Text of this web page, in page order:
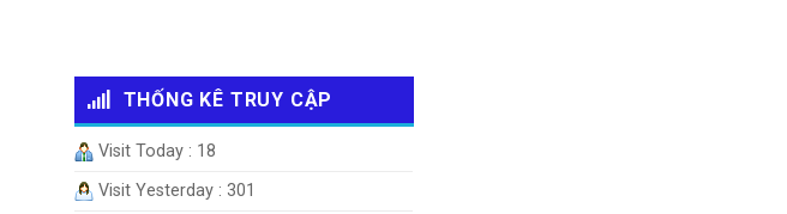
THỐNG KÊ TRUY CẬP
Visit Today : 18
Visit Yesterday : 301